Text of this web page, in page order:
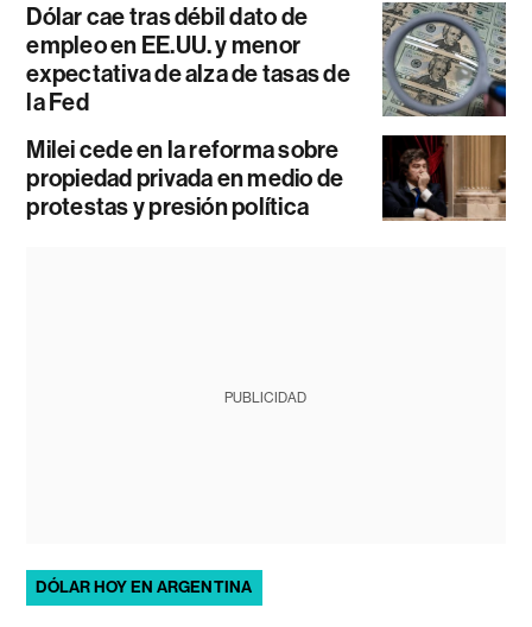
Dólar cae tras débil dato de
empleo en EE.UU. y menor
expectativa de alza de tasas de
la Fed
Milei cede en la reforma sobre
propiedad privada en medio de
protestas y presión política
PUBLICIDAD
DÓLAR HOY EN ARGENTINA